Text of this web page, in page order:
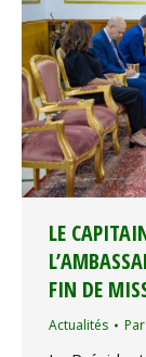
LE
FIN DE
Actualités Par